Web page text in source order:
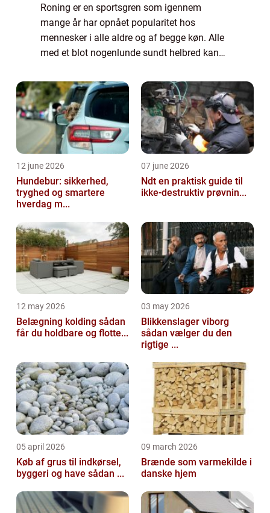
Roning er en sportsgren som igennem
mange år har opnået popularitet hos
mennesker i alle aldre og af begge køn. Alle
med et blot nogenlunde sundt helbred kan
samme tid udfordrer og styrker alle dele af
kroppen. ...
12 june 2026
Hundebur: sikkerhed,
tryghed og smartere
hverdag m...
07 june 2026
Ndt en praktisk guide til
ikke-destruktiv prøvnin...
12 may 2026
Belægning kolding sådan
får du holdbare og flotte...
03 may 2026
Blikkenslager viborg
sådan vælger du den
rigtige ...
05 april 2026
Køb af grus til indkørsel,
byggeri og have sådan ...
09 march 2026
Brænde som varmekilde i
danske hjem